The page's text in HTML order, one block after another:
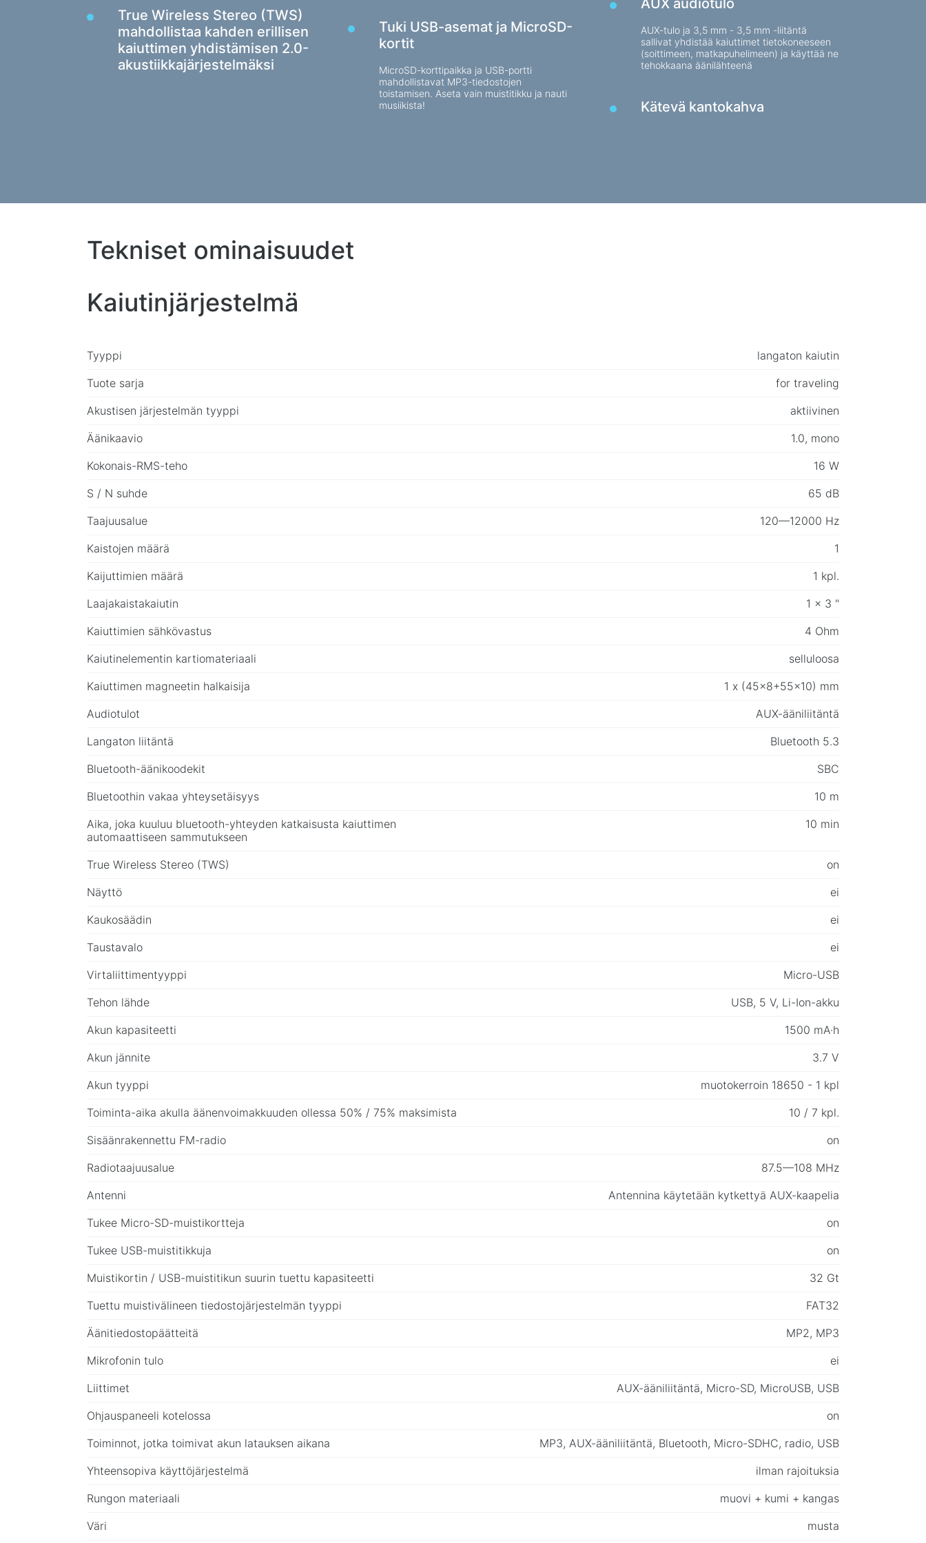
True Wireless Stereo (TWS)
mahdollistaa kahden erillisen
kaiuttimen yhdistämisen 2.0-
akustiikkajärjestelmäksi
Tuki USB-asemat ja MicroSD-
kortit
MicroSD-korttipaikka ja USB-portti
mahdollistavat MP3-tiedostojen
toistamisen. Aseta vain muistitikku ja nauti
musiikista!
AUX audiotulo
AUX-tulo ja 3,5 mm - 3,5 mm -liitäntä
sallivat yhdistää kaiuttimet tietokoneeseen
(soittimeen, matkapuhelimeen) ja käyttää ne
tehokkaana äänilähteenä
Kätevä kantokahva
Tekniset ominaisuudet
Kaiutinjärjestelmä
Tyyppi
langaton kaiutin
Tuote sarja
for traveling
Akustisen järjestelmän tyyppi
aktiivinen
Äänikaavio
1.0, mono
Kokonais-RMS-teho
16 W
S / N suhde
65 dB
Taajuusalue
120—12000 Hz
Kaistojen määrä
1
Kaijuttimien määrä
1 kpl.
Laajakaistakaiutin
1 x 3 "
Kaiuttimien sähkövastus
4 Ohm
Kaiutinelementin kartiomateriaali
selluloosa
Kaiuttimen magneetin halkaisija
1 x (45x8+55x10) mm
Audiotulot
AUX-ääniliitäntä
Langaton liitäntä
Bluetooth 5.3
Bluetooth-äänikoodekit
SBC
Bluetoothin vakaa yhteysetäisyys
10 m
Aika, joka kuuluu bluetooth-yhteyden katkaisusta kaiuttimen
automaattiseen sammutukseen
10 min
True Wireless Stereo (TWS)
on
Näyttö
ei
Kaukosäädin
ei
Taustavalo
ei
Virtaliittimentyyppi
Micro-USB
Tehon lähde
USB, 5 V, Li-Ion-akku
Akun kapasiteetti
1500 mA·h
Akun jännite
3.7 V
Akun tyyppi
muotokerroin 18650 - 1 kpl
Toiminta-aika akulla äänenvoimakkuuden ollessa 50% / 75% maksimista
10 / 7 kpl.
Sisäänrakennettu FM-radio
on
Radiotaajuusalue
87.5—108 MHz
Antenni
Antennina käytetään kytkettyä AUX-kaapelia
Tukee Micro-SD-muistikortteja
on
Tukee USB-muistitikkuja
on
Muistikortin / USB-muistitikun suurin tuettu kapasiteetti
32 Gt
Tuettu muistivälineen tiedostojärjestelmän tyyppi
FAT32
Äänitiedostopäätteitä
MP2, MP3
Mikrofonin tulo
ei
Liittimet
AUX-ääniliitäntä, Micro-SD, MicroUSB, USB
Ohjauspaneeli kotelossa
on
Toiminnot, jotka toimivat akun latauksen aikana
MP3, AUX-ääniliitäntä, Bluetooth, Micro-SDHC, radio, USB
Yhteensopiva käyttöjärjestelmä
ilman rajoituksia
Rungon materiaali
muovi + kumi + kangas
Väri
musta